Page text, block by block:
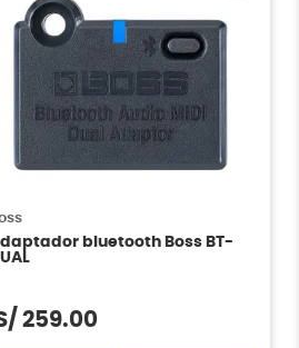
bluetooth Boss BT-
259.00